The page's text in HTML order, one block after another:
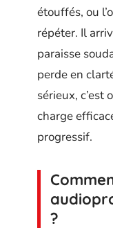
étouffés, ou
répéter. Il
paraisse
perde en
sérieux, c’est
charge
progressif.
?